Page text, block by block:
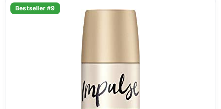
Bestseller #9